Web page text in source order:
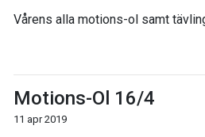
Vårens alla motions-ol samt
Motions-Ol 16/4
11 apr 2019